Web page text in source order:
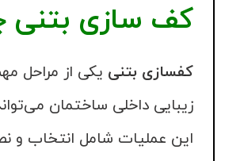
کف سازی
کفسازی بتنی یکی از مراحل
زیبایی داخلی ساختمان
این عملیات شامل انتخاب و